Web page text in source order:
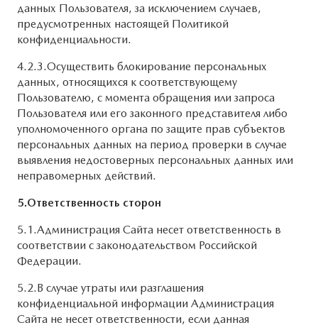
данных Пользователя, за исключением случаев,
предусмотренных настоящей Политикой
конфиденциальности.
4.2.3.Осуществить блокирование персональных
данных, относящихся к соответствующему
Пользователю, с момента обращения или запроса
Пользователя или его законного представителя либо
уполномоченного органа по защите прав субъектов
персональных данных на период проверки в случае
выявления недостоверных персональных данных или
неправомерных действий.
5.Ответственность сторон
5.1.Администрация Сайта несет ответственность в
соответствии с законодательством Российской
Федерации.
5.2.В случае утраты или разглашения
конфиденциальной информации Администрация
Сайта не несет ответственности, если данная